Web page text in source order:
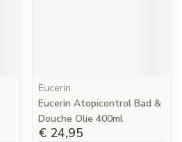
Eucerin
Eucerin Atopicontrol Bad &
Douche Olie 400ml
€ 24,95